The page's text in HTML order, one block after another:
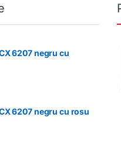
6207 negru cu
6207 negru cu rosu